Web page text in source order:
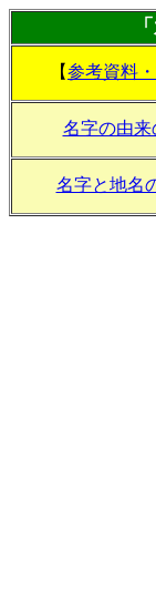
【参考資料
名字の由来
名字と地名